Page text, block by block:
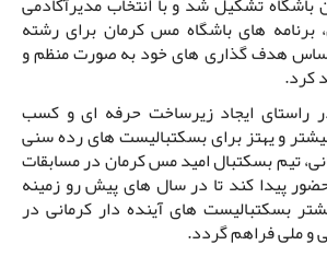
های باشگاه مس کرمان برای رشته
هدف گذاری های خود به صورت منظم و
کرد.
راستای ایجاد زیرساخت حرفه ای و کسب
و یهتز برای بسکتبالیست های رده سنی
تیم بسکتبال امید مس کرمان در مسابقات
پیدا کند تا در سال های پیش رو زمینه
بسکتبالیست های آینده دار کرمانی در
و ملی فراهم گردد.